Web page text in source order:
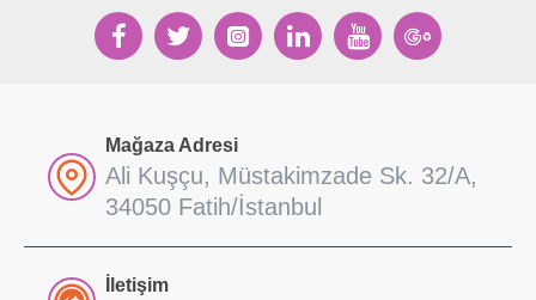
Mağaza Adresi
Ali Kuşçu, Müstakimzade Sk. 32/A,
34050 Fatih/İstanbul
İletişim